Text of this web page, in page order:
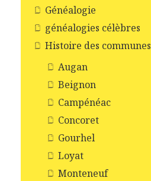
Généalogie
généalogies célèbres
Histoire des communes
Augan
Beignon
Campénéac
Concoret
Gourhel
Loyat
Monteneuf